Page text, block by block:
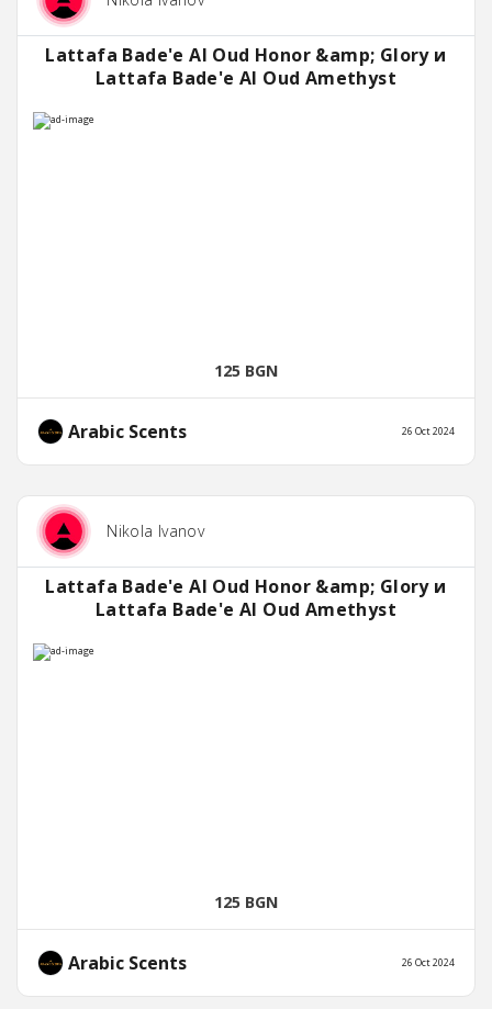
Lattafa Bade'e Al Oud Honor &amp; Glory и
Lattafa Bade'e Al Oud Amethyst
125 BGN
Arabic Scents 26 Oct 2024
Nikola Ivanov
Lattafa Bade'e Al Oud Honor &amp; Glory и
Lattafa Bade'e Al Oud Amethyst
125 BGN
Arabic Scents 26 Oct 2024